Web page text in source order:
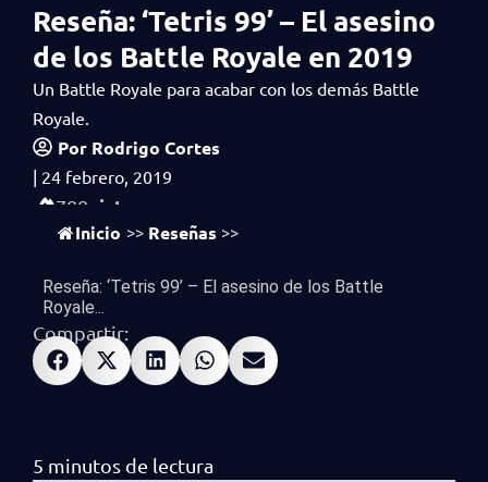
Reseña: ‘Tetris 99’ – El asesino
de los Battle Royale en 2019
Un Battle Royale para acabar con los demás Battle
Royale.
Por Rodrigo Cortes
| 24 febrero, 2019
788 vistas
Inicio >> Reseñas >>
Reseña: ‘Tetris 99’ – El asesino de los Battle
Royale...
Compartir: